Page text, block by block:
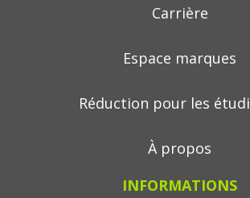
Carrière
Espace marques
Réduction pour les
À propos
INFORMATIONS